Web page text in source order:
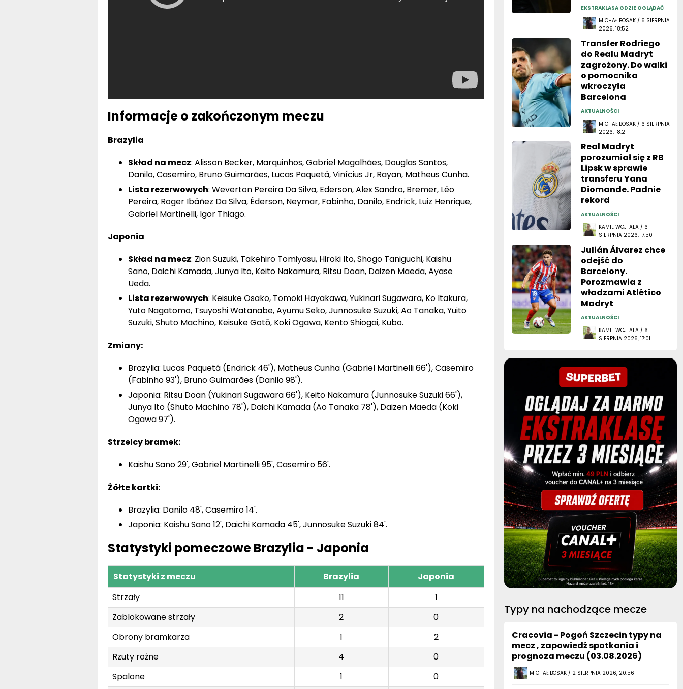
Informacje o zakończonym meczu
Brazylia
Skład na mecz: Alisson Becker, Marquinhos, Gabriel Magalhães, Douglas Santos,
Danilo, Casemiro, Bruno Guimarães, Lucas Paquetá, Vinícius Jr, Rayan, Matheus Cunha.
Lista rezerwowych: Weverton Pereira Da Silva, Ederson, Alex Sandro, Bremer, Léo
Pereira, Roger Ibáñez Da Silva, Éderson, Neymar, Fabinho, Danilo, Endrick, Luiz Henrique,
Gabriel Martinelli, Igor Thiago.
Japonia
Skład na mecz: Zion Suzuki, Takehiro Tomiyasu, Hiroki Ito, Shogo Taniguchi, Kaishu
Sano, Daichi Kamada, Junya Ito, Keito Nakamura, Ritsu Doan, Daizen Maeda, Ayase
Ueda.
Lista rezerwowych: Keisuke Osako, Tomoki Hayakawa, Yukinari Sugawara, Ko Itakura,
Yuto Nagatomo, Tsuyoshi Watanabe, Ayumu Seko, Junnosuke Suzuki, Ao Tanaka, Yuito
Suzuki, Shuto Machino, Keisuke Gotō, Koki Ogawa, Kento Shiogai, Kubo.
Zmiany:
Brazylia: Lucas Paquetá (Endrick 46'), Matheus Cunha (Gabriel Martinelli 66'), Casemiro
(Fabinho 93'), Bruno Guimarães (Danilo 98').
Japonia: Ritsu Doan (Yukinari Sugawara 66'), Keito Nakamura (Junnosuke Suzuki 66'),
Junya Ito (Shuto Machino 78'), Daichi Kamada (Ao Tanaka 78'), Daizen Maeda (Koki
Ogawa 97').
Strzelcy bramek:
Kaishu Sano 29', Gabriel Martinelli 95', Casemiro 56'.
Żółte kartki:
Brazylia: Danilo 48', Casemiro 14'.
Japonia: Kaishu Sano 12', Daichi Kamada 45', Junnosuke Suzuki 84'.
Statystyki pomeczowe Brazylia - Japonia
Statystyki z meczu Brazylia
Japonia
Strzały
11
1
Zablokowane strzały
2
0
Obrony bramkarza
1
2
Rzuty rożne
4
0
Spalone
1
0
EKSTRAKLASA GDZIE OGLĄDAĆ
MICHAŁ BOSAK / 6 SIERPNIA
2026, 18:52
Transfer Rodriego
do Realu Madryt
zagrożony. Do walki
o pomocnika
wkroczyła
Barcelona
AKTUALNOŚCI
MICHAŁ BOSAK / 6 SIERPNIA
2026, 18:21
Real Madryt
porozumiał się z RB
Lipsk w sprawie
transferu Yana
Diomande. Padnie
rekord
AKTUALNOŚCI
KAMIL WOJTALA / 6
SIERPNIA 2026, 17:50
Julián Álvarez chce
odejść do
Barcelony.
Porozmawia z
władzami Atlético
Madryt
AKTUALNOŚCI
KAMIL WOJTALA / 6
SIERPNIA 2026, 17:01
Typy na nachodzące mecze
Cracovia - Pogoń Szczecin typy na
mecz , zapowiedź spotkania i
prognoza meczu (03.08.2026)
MICHAŁ BOSAK / 2 SIERPNIA 2026, 20:56